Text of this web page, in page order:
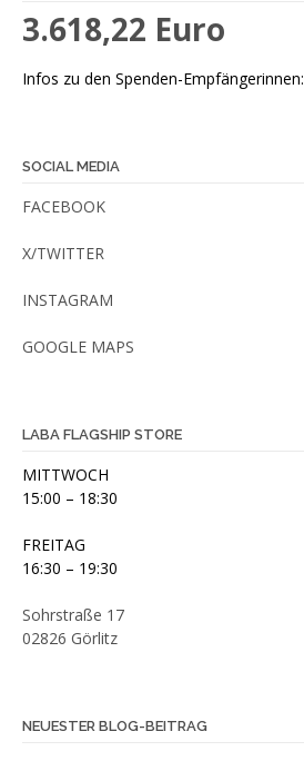
3.618,22 Euro
Infos zu den Spenden-Empfängerinnen:
SOCIAL MEDIA
FACEBOOK
X/TWITTER
INSTAGRAM
GOOGLE MAPS
LABA FLAGSHIP STORE
MITTWOCH
15:00 – 18:30
FREITAG
16:30 – 19:30
Sohrstraße 17
02826 Görlitz
NEUESTER BLOG-BEITRAG